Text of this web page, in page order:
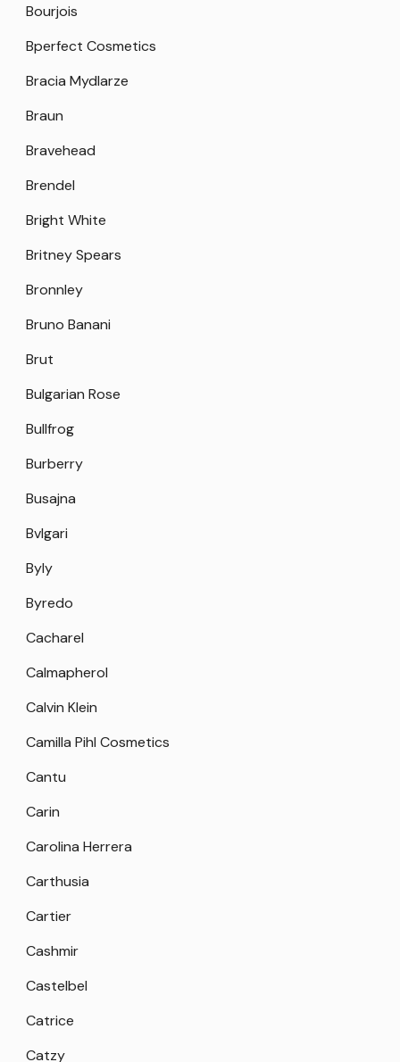
Bourjois
Bperfect Cosmetics
Bracia Mydlarze
Braun
Bravehead
Brendel
Bright White
Britney Spears
Bronnley
Bruno Banani
Brut
Bulgarian Rose
Bullfrog
Burberry
Busajna
Bvlgari
Byly
Byredo
Cacharel
Calmapherol
Calvin Klein
Camilla Pihl Cosmetics
Cantu
Carin
Carolina Herrera
Carthusia
Cartier
Cashmir
Castelbel
Catrice
Catzy